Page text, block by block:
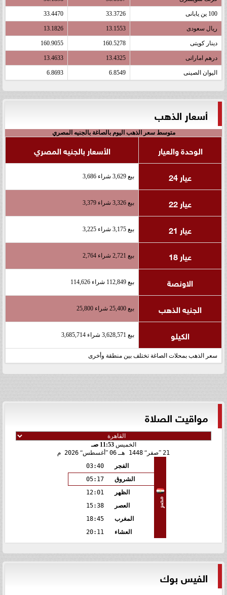
100 ين يابانى 33.3726
33.4470
ريال سعودى 13.1553
13.1826
دينار كويتى 160.5278
160.9055
درهم اماراتى 13.4325
13.4633
اليوان الصينى 6.8549
6.8693
أسعار الذهب
متوسط سعر الذهب اليوم بالصاغة بالجنيه المصري
الوحدة والعيار
الأسعار بالجنيه المصري
عيار 24
بيع 3,629 شراء 3,686
عيار 22 بيع 3,326 شراء 3,379
عيار 21 بيع 3,175 شراء 3,225
عيار 18 بيع 2,721 شراء 2,764
الاونصة بيع 112,849 شراء 114,626
الجنيه الذهب بيع 25,400 شراء 25,800
الكيلو بيع 3,628,571 شراء 3,685,714
سعر الذهب بمحلات الصاغة تختلف بين منطقة وأخرى
مواقيت الصلاة
الخميس11:53 صـ
21
صفر 1448 هـ 06 أغسطس 2026 م
مصر
الفجر
03:40
الشروق
05:17
الظهر
12:01
العصر
15:38
المغرب
18:45
العشاء
20:11
الفيس بوك